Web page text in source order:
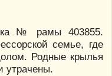
№ рамы 403855.
семье, где
Родные крылья
утрачены.